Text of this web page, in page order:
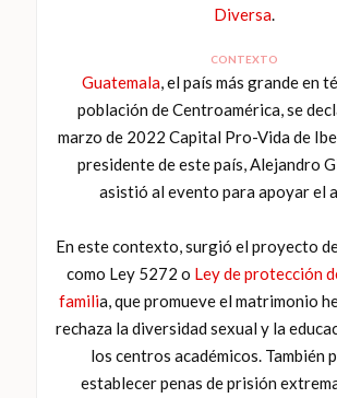
Diversa
CONTEXTO
Guatemala, el país más grande en
población de Centroamérica, se
marzo de 2022 Capital Pro-Vida de
presidente de este país, Alejandro
asistió al evento para apoyar el
En este contexto, surgió el proyecto
como Ley 5272 o Ley de protección
familia, que promueve el matrimonio
rechaza la diversidad sexual y la
los centros académicos. También
establecer penas de prisión